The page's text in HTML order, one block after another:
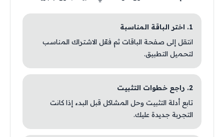
1. اختر الباقة المناسبة
انتقل إلى صفحة الباقات ثم فعّل الاشتراك المناسب
لتحميل التطبيق.
2. راجع خطوات التثبيت
تابع أدلة التثبيت وحل المشاكل قبل البدء إذا كانت
التجربة جديدة عليك.